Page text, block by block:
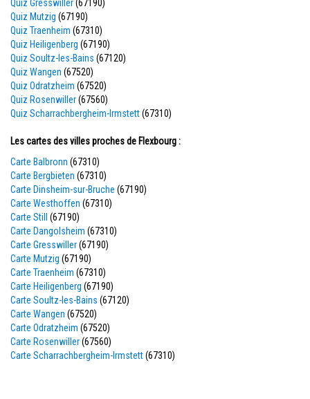
Quiz Gresswiller(67190)
Quiz Mutzig (67190)
Quiz Traenheim (67310)
Quiz Heiligenberg (67190)
Quiz Soultz-les-Bains (67120)
Quiz Wangen (67520)
Quiz Odratzheim (67520)
Quiz Rosenwiller(67560)
Quiz Scharrachbergheim-Irmstett(67310)
Les cartes des villes proches de Flexbourg :
Carte Balbronn (67310)
Carte Bergbieten (67310)
Carte Dinsheim-sur-Bruche (67190)
Carte Westhoffen (67310)
Carte Still
(67190)
Carte Dangolsheim (67310)
Carte Gresswiller(67190)
Carte Mutzig (67190)
Carte Traenheim (67310)
Carte Heiligenberg (67190)
Carte Soultz-les-Bains (67120)
Carte Wangen (67520)
Carte Odratzheim (67520)
Carte Rosenwiller(67560)
Carte Scharrachbergheim-Irmstett(67310)